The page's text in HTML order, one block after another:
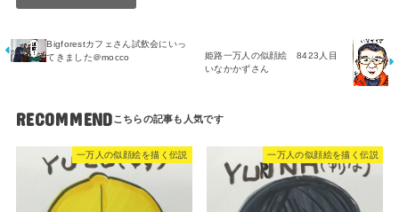
Bigforestカフェさん試飲会にいっ
てきました＠mocco
姫路一万人の似顔絵 8423人目
いなかかずさん
RECOMMEND
一万人の似顔絵を描く伝説 一万人の似顔絵を描く伝説